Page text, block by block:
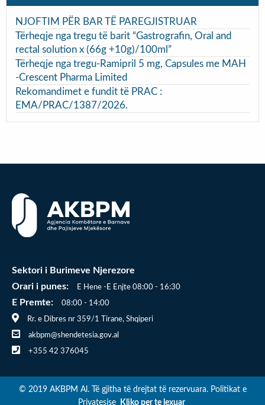
NJOFTIM PËR BAR TË PAREGJISTRUAR
Tërheqje nga tregu të barit “Gastrografin, Oral and
rectal solution x (66g +10g)/100ml”
Tërheqje nga tregu-Ramipril 5 mg, Capsules me MAH
-Crescent Pharma Limited
Rekomandimet e fundit të PRAC :
EMA/PRAC/1387/2026.
Sektori i Burimeve Njerezore
Orari i punes:
E Hene -E Enjte 08:00 - 16:30
E Premte: 08:00 - 14:00
Rr. e Dibres nr 359/1 Tirane, Shqiperi
akbpm@shendetesia.gov.al
+355 42 376045
© 2019 AKBPM Al. Të gjitha të drejtat të rezervuara. Politikat e
Privatesise
Kliko per te lexuar